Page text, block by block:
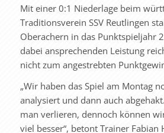
Mit einer 0:1 Niederlage beim
Traditionsverein SSV Reutlingen
Oberachern in das Punktspieljahr
dabei ansprechenden Leistung
nicht zum angestrebten
„Wir haben das Spiel am Montag
analysiert und dann auch
man verlieren, dennoch können
viel besser“, betont Trainer Fabian